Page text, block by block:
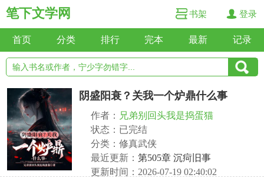
笔下文学网 书架 登录
首页 分类 排行 完本 最新 记录
阴盛阳衰？关我一个炉鼎什么事
作者： 兄弟别回头我是捣蛋猫
状态：已完结
分类：修真武侠
最近更新： 第505章 沉疴旧事
更新时间：2026-07-19 02:40:02